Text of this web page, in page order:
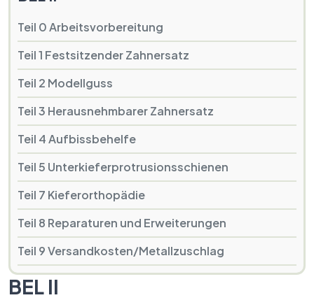
Teil 0 Arbeitsvorbereitung
Teil 1 Festsitzender Zahnersatz
Teil 2 Modellguss
Teil 3 Herausnehmbarer Zahnersatz
Teil 4 Aufbissbehelfe
Teil 5 Unterkieferprotrusionsschienen
Teil 7 Kieferorthopädie
Teil 8 Reparaturen und Erweiterungen
Teil 9 Versandkosten/Metallzuschlag
BEL II